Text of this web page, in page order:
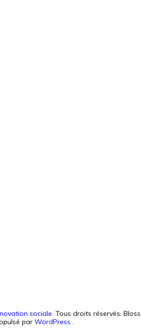
sociale. Tous droits réservés.
par WordPress .